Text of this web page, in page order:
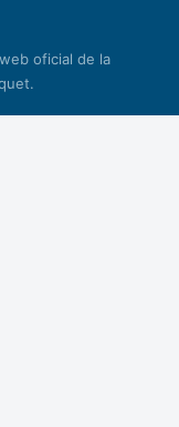
oficial de la